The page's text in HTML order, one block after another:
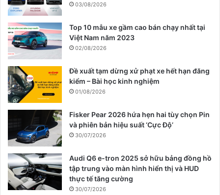
03/08/2026
Top 10 mẫu xe gầm cao bán chạy nhất tại
Việt Nam năm 2023
02/08/2026
Đề xuất tạm dừng xử phạt xe hết hạn đăng
kiểm – Bài học kinh nghiệm
01/08/2026
Fisker Pear 2026 hứa hẹn hai tùy chọn Pin
và phiên bản hiệu suất ‘Cực Độ’
30/07/2026
Audi Q6 e-tron 2025 sở hữu bảng đồng hồ
tập trung vào màn hình hiển thị và HUD
thực tế tăng cường
30/07/2026